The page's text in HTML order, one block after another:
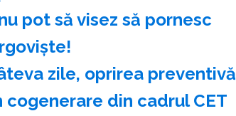
pot să visez să pornesc
zile, oprirea preventivă
din cadrul CET